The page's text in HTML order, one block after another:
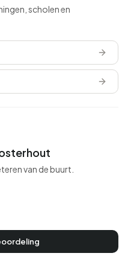
scholen en
van de buurt.